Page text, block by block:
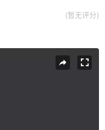
(暂无评分)